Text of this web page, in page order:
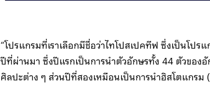
“โปรแกรมที่เราเลือกมีชื่อว่าไทโปสเปคทีฟ ซึ่งเป็นโป
ปีที่ผ่านมา ซึ่งปีแรกเป็นการนำตัวอักษรทั้ง 44 ตัวของ
ศิลปะต่าง ๆ ส่วนปีที่สองเหมือนเป็นการนำฮิสโตแกรม